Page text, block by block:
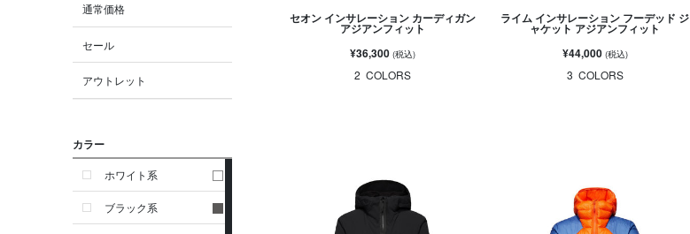
通常価格
セール
アウトレット
カラー
ホワイト系
ブラック系
セオン インサレーション カーディガン
アジアンフィット
¥36,300 (税込)
2 COLORS
ライム インサレーション フーデッド ジ
ャケット アジアンフィット
¥44,000 (税込)
3 COLORS